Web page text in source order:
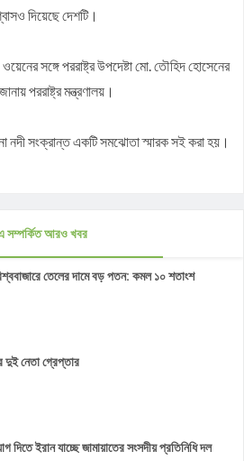
দিয়েছে দেশটি।
ওয়েনের সঙ্গে পররাষ্ট্র উপদেষ্টা মো. তৌহিদ হোসেনের
পররাষ্ট্র মন্ত্রণালয়।
নদী সংক্রান্ত একটি সমঝোতা স্মারক সই করা হয়।
সম্পর্কিত আরও খবর
তেলের দামে বড় পতন: কমল ১০ শতাংশ
নেতা গ্রেপ্তার
দিতে ইরান যাচ্ছে জামায়াতের সংসদীয় প্রতিনিধি দল